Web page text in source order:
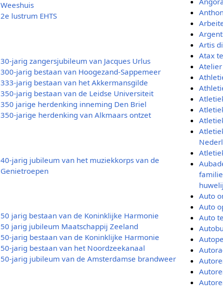
Weeshuis
2e lustrum EHTS
30-jarig zangersjubileum van Jacques Urlus
300-jarig bestaan van Hoogezand-Sappemeer
333-jarig bestaan van het Akkermansgilde
350-jarig bestaan van de Leidse Universiteit
350 jarige herdenking inneming Den Briel
350-jarige herdenking van Alkmaars ontzet
40-jarig jubileum van het muziekkorps van de
Genietroepen
50 jarig bestaan van de Koninklijke Harmonie
50 jarig jubileum Maatschappij Zeeland
50-jarig bestaan van de Koninklijke Harmonie
50-jarig bestaan van het Noordzeekanaal
50-jarig jubileum van de Amsterdamse brandweer
Artis
Atax
Atelier
Auto
Auto
Auto